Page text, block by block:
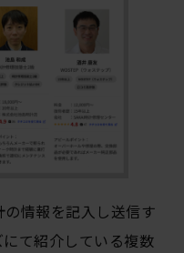
情報を記入し送信す
て紹介している複数